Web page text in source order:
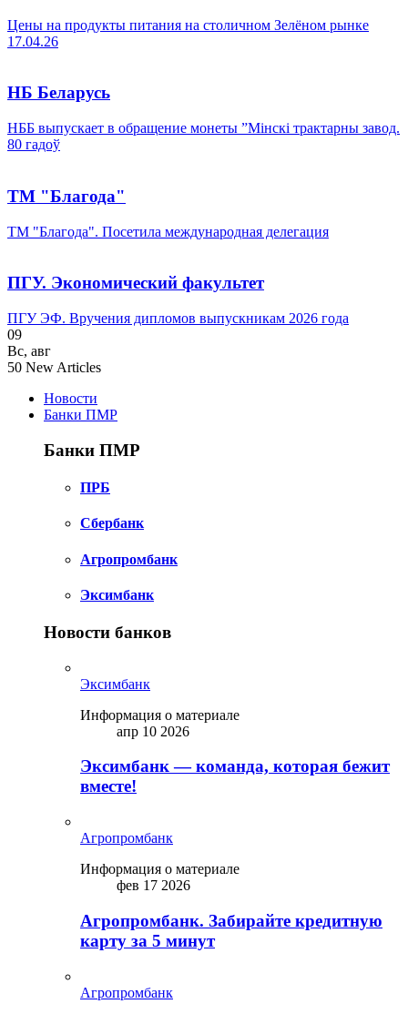
Цены на продукты питания на столичном Зелёном рынке
17.04.26
НБ Беларусь
НББ выпускает в обращение монеты ”Мінскі трактарны завод.
80 гадоў
ТМ "Благода"
ТМ "Благода". Посетила международная делегация
ПГУ. Экономический факультет
ПГУ ЭФ. Вручения дипломов выпускникам 2026 года
09
Вс, авг
50 New Articles
Новости
Банки ПМР
Банки ПМР
ПРБ
Сбербанк
Агропромбанк
Эксимбанк
Новости банков
Эксимбанк
Информация о материале
апр 10 2026
Эксимбанк — команда, которая бежит
вместе!
Агропромбанк
Информация о материале
фев 17 2026
Агропромбанк. Забирайте кредитную
карту за 5 минут
Агропромбанк